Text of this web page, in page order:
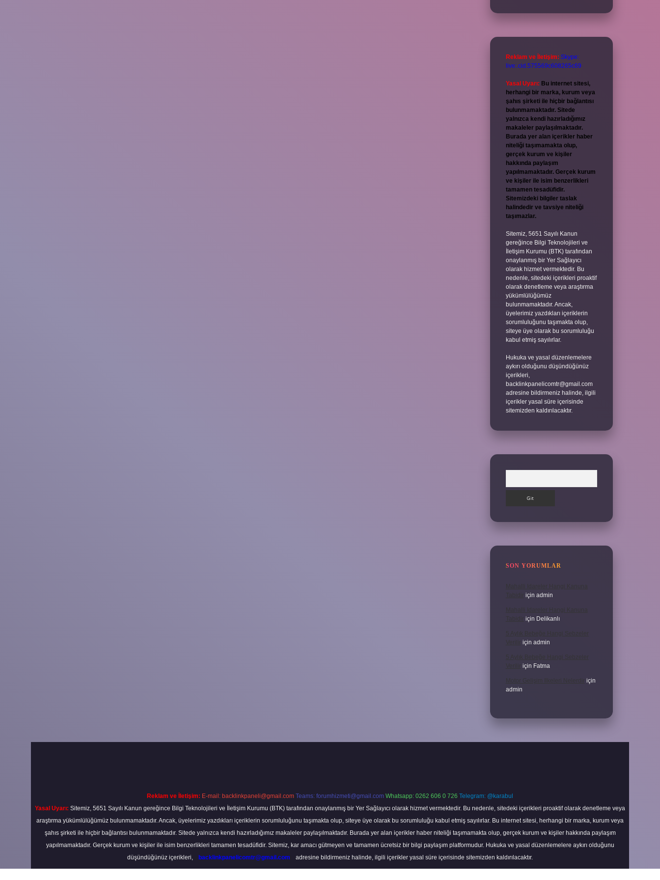
Reklam ve İletişim: Skype:
live:.cid.575569c608265c69
Yasal Uyarı: Bu internet sitesi,
herhangi bir marka, kurum veya
şahıs şirketi ile hiçbir bağlantısı
bulunmamaktadır. Sitede
yalnızca kendi hazırladığımız
makaleler paylaşılmaktadır.
Burada yer alan içerikler haber
niteliği taşımamakta olup,
gerçek kurum ve kişiler
hakkında paylaşım
yapılmamaktadır. Gerçek kurum
ve kişiler ile isim benzerlikleri
tamamen tesadüfidir.
Sitemizdeki bilgiler taslak
halindedir ve tavsiye niteliği
taşımazlar.
Sitemiz, 5651 Sayılı Kanun
gereğince Bilgi Teknolojileri ve
İletişim Kurumu (BTK) tarafından
onaylanmış bir Yer Sağlayıcı
olarak hizmet vermektedir. Bu
nedenle, sitedeki içerikleri proaktif
olarak denetleme veya araştırma
yükümlülüğümüz
bulunmamaktadır. Ancak,
üyelerimiz yazdıkları içeriklerin
sorumluluğunu taşımakta olup,
siteye üye olarak bu sorumluluğu
kabul etmiş sayılırlar.
Hukuka ve yasal düzenlemelere
aykırı olduğunu düşündüğünüz
içerikleri,
backlinkpanelicomtr@gmail.com
adresine bildirmeniz halinde, ilgili
içerikler yasal süre içerisinde
sitemizden kaldırılacaktır.
SON YORUMLAR
Mahalli Idareler Hangi Kanuna
Tabidir için admin
Mahalli Idareler Hangi Kanuna
Tabidir için Delikanlı
5 Aylık Bebeğe Hangi Sebzeler
Verilir için admin
5 Aylık Bebeğe Hangi Sebzeler
Verilir için Fatma
Motor Gelişim Ilkeleri Nelerdir için
admin
Reklam ve İletişim: E-mail: backlinkpaneli@gmail.com Teams: forumhizmeti@gmail.com Whatsapp: 0262 606 0 726 Telegram: @karabul
Yasal Uyarı: Sitemiz, 5651 Sayılı Kanun gereğince Bilgi Teknolojileri ve İletişim Kurumu (BTK) tarafından onaylanmış bir Yer Sağlayıcı olarak hizmet vermektedir. Bu nedenle, sitedeki içerikleri proaktif olarak denetleme veya
araştırma yükümlülüğümüz bulunmamaktadır. Ancak, üyelerimiz yazdıkları içeriklerin sorumluluğunu taşımakta olup, siteye üye olarak bu sorumluluğu kabul etmiş sayılırlar. Bu internet sitesi, herhangi bir marka, kurum veya
şahıs şirketi ile hiçbir bağlantısı bulunmamaktadır. Sitede yalnızca kendi hazırladığımız makaleler paylaşılmaktadır. Burada yer alan içerikler haber niteliği taşımamakta olup, gerçek kurum ve kişiler hakkında paylaşım
yapılmamaktadır. Gerçek kurum ve kişiler ile isim benzerlikleri tamamen tesadüfidir. Sitemiz, kar amacı gütmeyen ve tamamen ücretsiz bir bilgi paylaşım platformudur. Hukuka ve yasal düzenlemelere aykırı olduğunu
düşündüğünüz içerikleri,
backlinkpanelicomtr@gmail.com adresine bildirmeniz halinde, ilgili içerikler yasal süre içerisinde sitemizden kaldırılacaktır.